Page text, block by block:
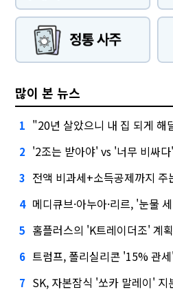
많이 본 뉴스
1 "20년 살았으니 내 집 되게 해
2 '2조는 받아야' vs '너무 비싸
3 전액 비과세+소득공제까지 주
4 메디큐브·아누아·리르, '눈물
5 홈플러스의 'K트레이더조' 계
6 트럼프, 폴리실리콘 '15% 관세' 검
7 SK, 자본잠식 '쏘카 말레이' 지